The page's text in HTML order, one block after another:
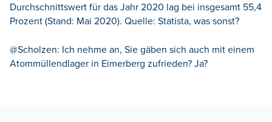
Durchschnittswert für das Jahr 2020 lag bei insgesamt 55,4
Prozent (Stand: Mai 2020). Quelle: Statista, was sonst?
@Scholzen: Ich nehme an, Sie gäben sich auch mit einem
Atommüllendlager in Eimerberg zufrieden? Ja?